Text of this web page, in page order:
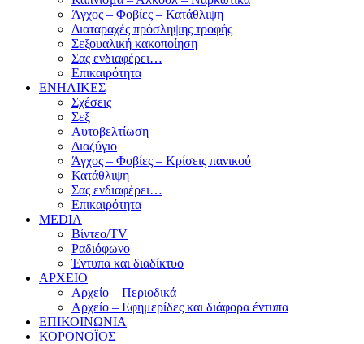
Άγχος – Φοβίες – Κατάθλιψη
Διαταραχές πρόσληψης τροφής
Σεξουαλική κακοποίηση
Σας ενδιαφέρει…
Επικαιρότητα
ΕΝΗΛΙΚΕΣ
Σχέσεις
Σεξ
Αυτοβελτίωση
Διαζύγιο
Άγχος – Φοβίες – Κρίσεις πανικού
Κατάθλιψη
Σας ενδιαφέρει…
Επικαιρότητα
MEDIA
Βίντεο/TV
Ραδιόφωνο
Έντυπα και διαδίκτυο
ΑΡΧΕΙΟ
Αρχείο – Περιοδικά
Αρχείο – Εφημερίδες και διάφορα έντυπα
ΕΠΙΚΟΙΝΩΝΙΑ
ΚΟΡΟΝΟΪΟΣ